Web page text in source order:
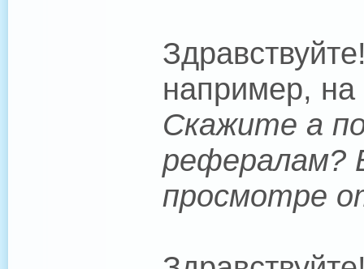
например, на
Скажите а
рефералам?
просмотре